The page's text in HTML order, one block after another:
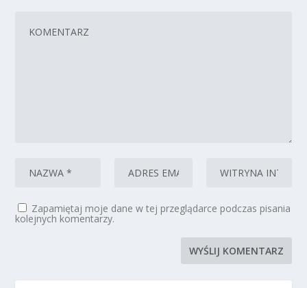
Zapamiętaj moje dane w tej przeglądarce podczas pisania
kolejnych komentarzy.